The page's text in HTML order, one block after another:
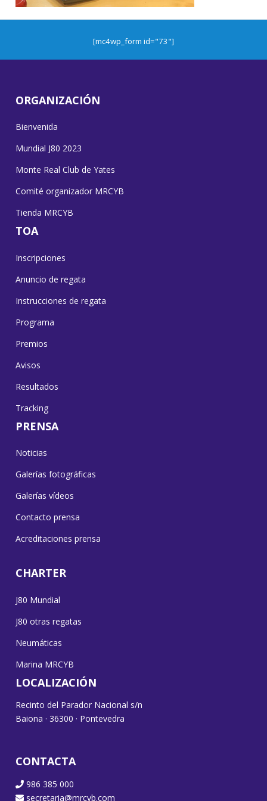
[mc4wp_form id="73"]
ORGANIZACIÓN
Bienvenida
Mundial J80 2023
Monte Real Club de Yates
Comité organizador MRCYB
Tienda MRCYB
TOA
Inscripciones
Anuncio de regata
Instrucciones de regata
Programa
Premios
Avisos
Resultados
Tracking
PRENSA
Noticias
Galerías fotográficas
Galerías vídeos
Contacto prensa
Acreditaciones prensa
CHARTER
J80 Mundial
J80 otras regatas
Neumáticas
Marina MRCYB
LOCALIZACIÓN
Recinto del Parador Nacional s/n
Baiona · 36300 · Pontevedra
CONTACTA
986 385 000
secretaria@mrcyb.com